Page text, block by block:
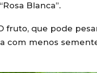
Blanca”.
fruto, que pode
com menos